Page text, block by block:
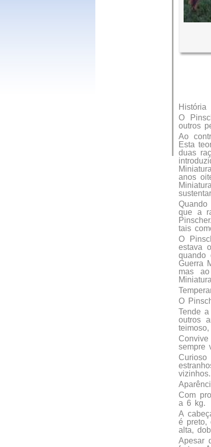
História
O
outros
Ao
Esta
duas
anos
que a
tais
O
estava
quando
Guerra
mas
O
Tende
outros
sempre
vizinhos.
Com
a 6 kg.
A
é preto,
alta,
Apesar